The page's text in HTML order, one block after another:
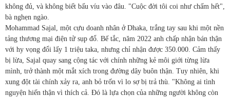
không đủ, và không biết bấu víu vào đâu. "Cuộc đời tôi coi như chấm hết",
bà nghẹn ngào.
Mohammad Sajal, một cựu doanh nhân ở Dhaka, trắng tay sau khi một nền
tảng thương mại điện tử sụp đổ. Bế tắc, năm 2022 anh chấp nhận bán thận
với hy vọng đổi lấy 1 triệu taka, nhưng chỉ nhận được 350.000. Cảm thấy
bị lừa, Sajal quay sang cộng tác với chính những kẻ môi giới từng lừa
mình, trở thành một mắt xích trong đường dây buôn thận. Tuy nhiên, khi
xung đột tài chính xảy ra, anh bỏ trốn vì lo sợ bị trả thù. "Không ai tình
nguyện hiến thận vì thích cả. Đó là lựa chọn của những người không còn